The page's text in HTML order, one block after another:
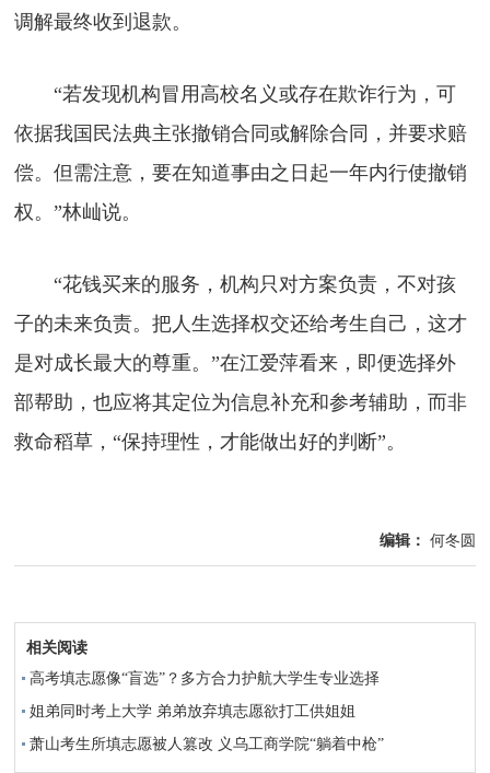
调解最终收到退款。
“若发现机构冒用高校名义或存在欺诈行为，可
依据我国民法典主张撤销合同或解除合同，并要求赔
偿。但需注意，要在知道事由之日起一年内行使撤销
权。”林屾说。
“花钱买来的服务，机构只对方案负责，不对孩
子的未来负责。把人生选择权交还给考生自己，这才
是对成长最大的尊重。”在江爱萍看来，即便选择外
部帮助，也应将其定位为信息补充和参考辅助，而非
救命稻草，“保持理性，才能做出好的判断”。
编辑： 何冬圆
相关阅读
高考填志愿像“盲选”？多方合力护航大学生专业选择
姐弟同时考上大学 弟弟放弃填志愿欲打工供姐姐
萧山考生所填志愿被人篡改 义乌工商学院“躺着中枪”